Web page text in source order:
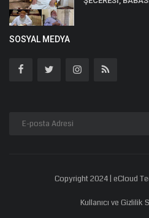
SOSYAL MEDYA
Copyright 2024 | eCloud
Kullanıcı ve Gizlilik